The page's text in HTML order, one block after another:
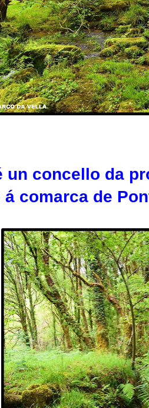
concello da
comarca de